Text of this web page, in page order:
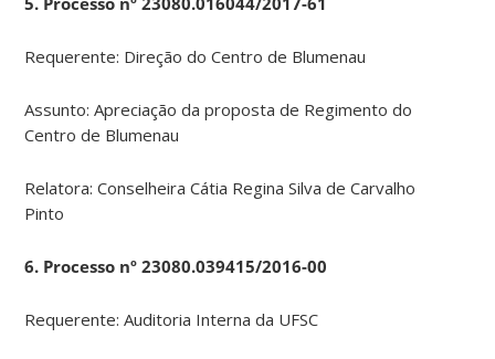
Requerente: Direção do Centro de Blumenau
Assunto: Apreciação da proposta de Regimento do
Centro de Blumenau
Relatora: Conselheira Cátia Regina Silva de Carvalho
Pinto
6. Processo nº 23080.039415/2016-00
Requerente: Auditoria Interna da UFSC